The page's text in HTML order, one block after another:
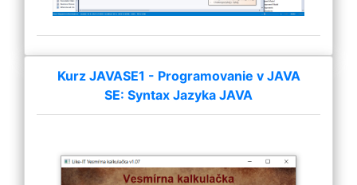
Kurz JAVASE1 - Programovanie v JAVA
SE: Syntax Jazyka JAVA